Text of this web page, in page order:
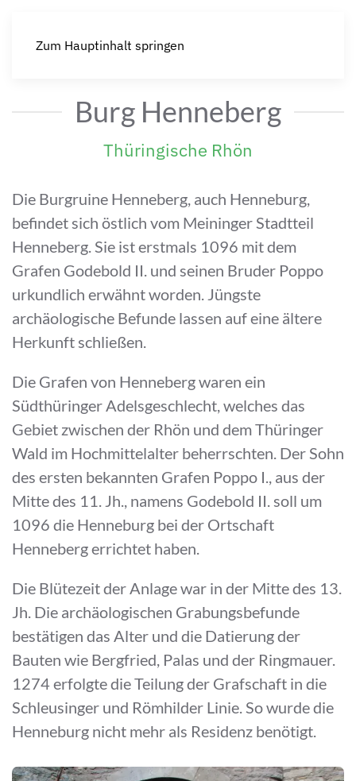
Zum Hauptinhalt springen
Burg Henneberg
Thüringische Rhön
Die Burgruine Henneberg, auch Henneburg,
befindet sich östlich vom Meininger Stadtteil
Henneberg. Sie ist erstmals 1096 mit dem
Grafen Godebold II. und seinen Bruder Poppo
urkundlich erwähnt worden. Jüngste
archäologische Befunde lassen auf eine ältere
Herkunft schließen.
Die Grafen von Henneberg waren ein
Südthüringer Adelsgeschlecht, welches das
Gebiet zwischen der Rhön und dem Thüringer
Wald im Hochmittelalter beherrschten. Der Sohn
des ersten bekannten Grafen Poppo I., aus der
Mitte des 11. Jh., namens Godebold II. soll um
1096 die Henneburg bei der Ortschaft
Henneberg errichtet haben.
Die Blütezeit der Anlage war in der Mitte des 13.
Jh. Die archäologischen Grabungsbefunde
bestätigen das Alter und die Datierung der
Bauten wie Bergfried, Palas und der Ringmauer.
1274 erfolgte die Teilung der Grafschaft in die
Schleusinger und Römhilder Linie. So wurde die
Henneburg nicht mehr als Residenz benötigt.